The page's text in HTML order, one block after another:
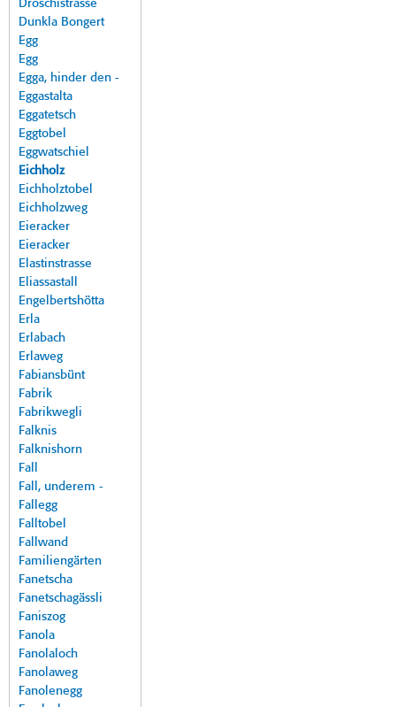
Dröschistrasse
Dunkla Bongert
Egg
Egg
Egga, hinder den -
Eggastalta
Eggatetsch
Eggtobel
Eggwatschiel
Eichholz
Eichholztobel
Eichholzweg
Eieracker
Eieracker
Elastinstrasse
Eliassastall
Engelbertshötta
Erla
Erlabach
Erlaweg
Fabiansbünt
Fabrik
Fabrikwegli
Falknis
Falknishorn
Fall
Fall, underem -
Fallegg
Falltobel
Fallwand
Familiengärten
Fanetscha
Fanetschagässli
Faniszog
Fanola
Fanolaloch
Fanolaweg
Fanolenegg